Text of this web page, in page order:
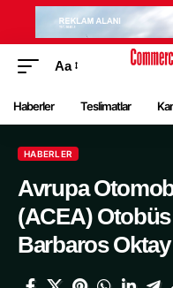
Aa
Haberler Teslimatlar
HABERLER
Avrupa
(ACEA)
Barbaros